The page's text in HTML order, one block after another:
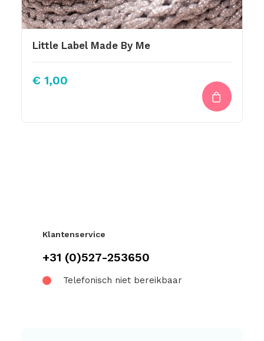
Little Label Made By Me
€ 1,00
Klantenservice
+31 (0)527-253650
Telefonisch niet bereikbaar